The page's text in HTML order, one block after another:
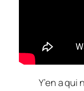
Y’en a